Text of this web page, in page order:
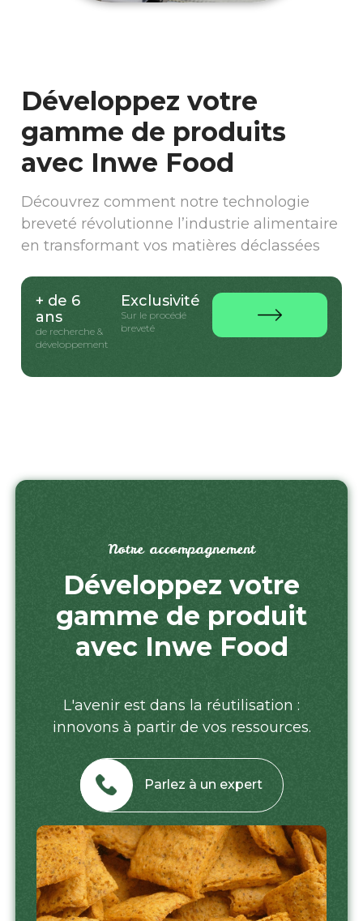
Développez votre
gamme de produits
avec Inwe Food
Découvrez comment notre technologie
breveté révolutionne l’industrie alimentaire
en transformant vos matières déclassées
+ de 6
ans
de recherche &
développement
Exclusivité
Sur le procédé
breveté
Notre accompagnement
Développez votre
gamme de produit
avec Inwe Food
L'avenir est dans la réutilisation :
innovons à partir de vos ressources.
Parlez à un expert